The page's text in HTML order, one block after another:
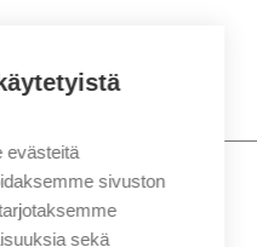
Etunimi
Sukunimi
evästeitä
sivuston
sekä